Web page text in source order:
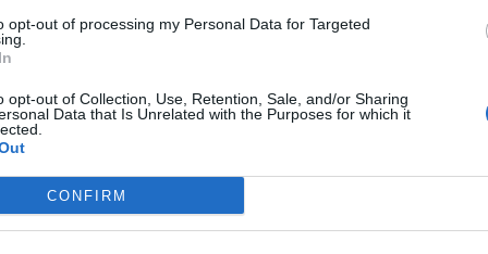
opt-out of processing my Personal Data for Targeted
opt-out of Collection, Use, Retention, Sale, and/or Sharing
Data that Is Unrelated with the Purposes for which it
CONFIRM
πως ο Δήμος Οιχαλίας
Αρχές, με στόχο την προστασία και
και μάθετε πρώτοιόλες τις ειδήσεις
ΜΕΛΙΓΑΛΑΣ ΑΥΤΟΔΙΟΙΚΗΣΗ